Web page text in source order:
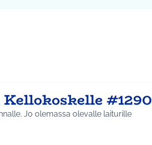
#1290
Jo olemassa olevalle laiturille